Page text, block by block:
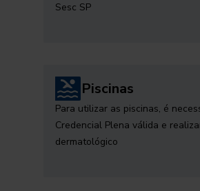
Sesc SP
Piscinas
Para utilizar as piscinas, é
Credencial Plena válida e
dermatológico